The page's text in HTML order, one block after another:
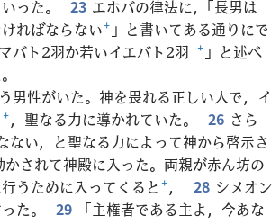
った。
23 エホバの律法に，「長男は
ればならない+ 」と書いてある通りにで
バト2羽か若いイエバト2羽 + 」と述べ
男性がいた。神を畏れる正しい人で，イ
+，聖なる力に導かれていた。 26 さら
ない，と聖なる力によって神から啓示さ
されて神殿に入った。両親が赤ん坊の
うために入ってくると +， 28 シメオン
た。
29
「主権者である主よ，今あな